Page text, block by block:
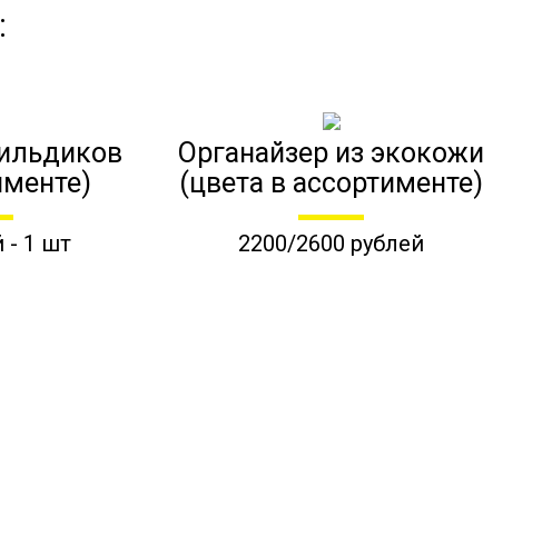
- 1 шт
Органайзер из экокожи
(цвета в ассортименте)
2200/2600 рублей